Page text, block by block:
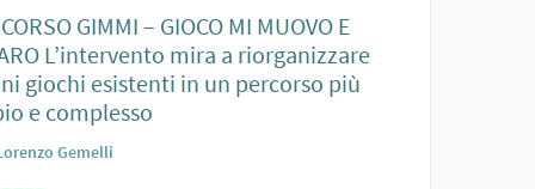
GIMMI – GIOCO MI MUOVO E
L’intervento mira a riorganizzare
giochi esistenti in un percorso più
e complesso
Gemelli